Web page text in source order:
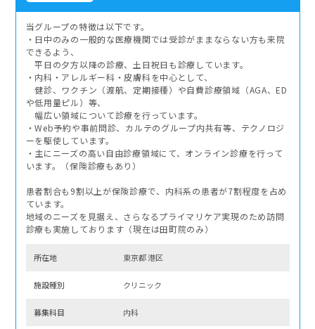
当グループの特徴は以下です。
・日中のみの一般的な医療機関では受診がままならない方も来院
できるよう、
平日の夕方以降の診療、土日祝日も診療しています。
・内科・アレルギー科・皮膚科を中心として、
健診、ワクチン（渡航、定期接種）や自費診療領域（AGA、ED
や低用量ピル）等、
幅広い領域について診療を行っています。
・Web予約や事前問診、カルテのグループ内共有等、テクノロジ
ーを駆使しています。
・主にニーズの高い自由診療領域にて、オンライン診療を行って
います。（保険診療もあり）
患者割合も9割以上が保険診療で、内科系の患者が7割程度を占め
ています。
地域のニーズを見据え、さらなるプライマリケア実現のため訪問
診療も実施しております（現在は田町院のみ）
所在地 東京都 港区
施設種別 クリニック
募集科⽬ 内科